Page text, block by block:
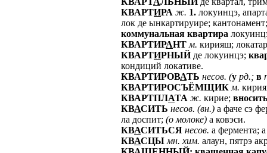
КВАРТИРА ж. 1. локуинцэ,
лок де ынкартируире;
коммунальная квартира
КВАРТИРАНТ м. кирияш;
КВАРТИРНЫЙде локуинцэ;
кондиций локативе.
КВАРТИРОВАТЬ несов. (у рд.; в
КВАРТИРОСЪЁМЩИК м.
КВАРТПЛАТА ж. кирие; вносить
КВАСИТЬ несов. (вн.) а фаче сэ
ла доспит; (о молоке) а ковэси.
КВАСИТЬСЯ несов. а фермента;
КВАСЦЫ мн. хим. алаун, пятрэ